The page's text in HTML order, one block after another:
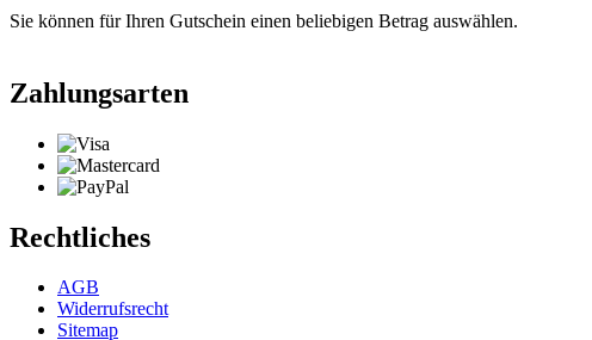
Sie können für Ihren Gutschein einen beliebigen Betrag auswählen.
Zahlungsarten
Rechtliches
AGB
Widerrufsrecht
Sitemap